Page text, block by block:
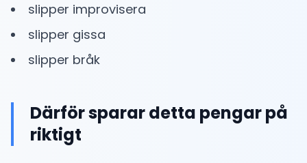
slipper improvisera
slipper gissa
slipper bråk
Därför sparar detta pengar på
riktigt